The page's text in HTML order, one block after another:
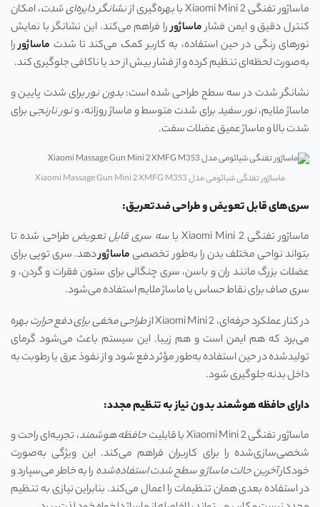
ماساژور تفنگی Xiaomi Mini 2 با بهره‌گیری از نشانگر دایره‌ای شدت، امکان
کنترل دقیق و ایمن فشارماساژوررا فراهم می‌کند. این نشانگر با نمایش
نورهای رنگی در حین استفاده، به کاربر کمک می‌کند تا شدت ماساژوررا
به‌صورت لحظه‌ای تنظیم کرده و از فشار بیش از حد یا ناکافی جلوگیری کند.
نشانگر شدت در سه سطح طراحی شده است:بدون نوربرای شدت پایین و
ماساژ ملایم،نور سفیدبرای شدت متوسط و ماساژ روزانه، ونور نارنجیبرای
شدت بالا و ماساژ عمیق عضلات سفت.
ماساژور تفنگی شیائومی مدل Xiaomi Massage Gun Mini 2 XMFG M353
سری‌های قابل تعویض و طراحی ضدتعریق:
ماساژور تفنگی Xiaomi Mini 2 با سه سری قابل تعویضطراحی شده تا
بتواند نواحی مختلف بدن را به‌طور تخصصیماساژوردهد. سری توپی برای
عضلات بزرگ مانند ران و باسن، سری چنگالی برای ستون فقرات و گردن، و
سری صاف برای نقاط حساس یا ماساژ ملایم استفاده می‌شود.
در کنار عملکرد حرفه‌ای، Xiaomi Mini 2 از
طراحی مخفی برای دفع حرارتبهره
می‌برد که هم ایمن است و هم زیبا. این سیستم باعث می‌شود گرمای
تولیدشده در حین استفاده به‌طور مؤثر دفع شود و از نفوذ عرق یا رطوبت به
داخل بدنه جلوگیری شود.
دارای حافظه هوشمند بدون نیاز به تنظیم مجدد:
ماساژور تفنگی Xiaomi Mini 2 با قابلیت حافظه هوشمند، تجربه‌ای راحت و
شخصی‌سازی‌شده را برای کاربران فراهم می‌کند. این ویژگی به‌صورت
خودکارآخرین حالت ماساژ و سطح شدت استفاده‌شده را به خاطر می‌سپارد و
در استفاده بعدی همان تنظیمات را اعمال می‌کند. بنابراین نیازی به تنظیم